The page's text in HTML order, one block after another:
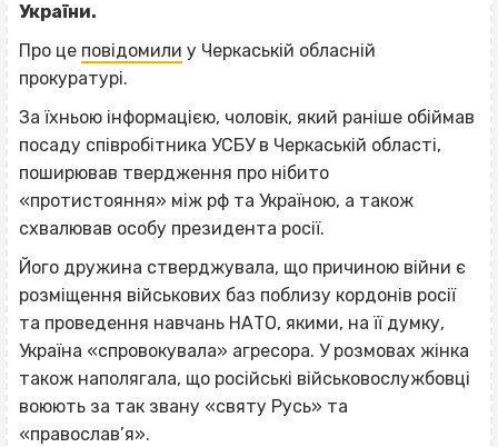
України.
Про це повідомили у Черкаській обласній
прокуратурі.
За їхньою інформацією, чоловік, який раніше обіймав
посаду співробітника УСБУ в Черкаській області,
поширював твердження про нібито
«протистояння» між рф та Україною, а також
схвалював особу президента росії.
Його дружина стверджувала, що причиною війни є
розміщення військових баз поблизу кордонів росії
та проведення навчань НАТО, якими, на її думку,
Україна «спровокувала» агресора. У розмовах жінка
також наполягала, що російські військовослужбовці
воюють за так звану «святу Русь» та
«православ’я».